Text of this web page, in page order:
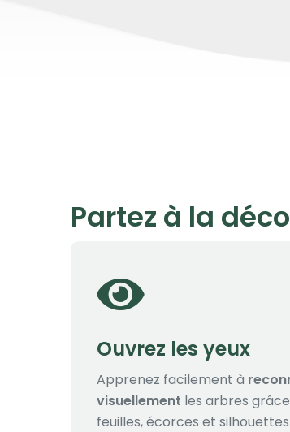
Partez à la
Ouvrez les yeux
Apprenez facilement à
visuellement les arbres
feuilles, écorces et silhouettes